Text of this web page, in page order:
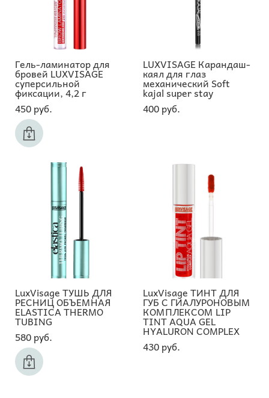
Гель-ламинатор для
бровей LUXVISAGE
суперсильной
фиксации, 4,2 г
450 pуб.
LUXVISAGE Карандаш-
каял для глаз
механический Soft
kajal super stay
400 pуб.
LuxVisage ТУШЬ ДЛЯ
РЕСНИЦ ОБЪЕМНАЯ
ELASTICA THERMO
TUBING
580 pуб.
LuxVisage ТИНТ ДЛЯ
ГУБ С ГИАЛУРОНОВЫМ
КОМПЛЕКСОМ LIP
TINT AQUA GEL
HYALURON COMPLEX
430 pуб.